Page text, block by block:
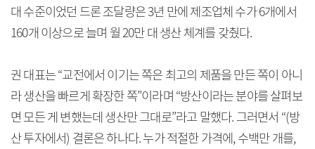
대 수준이었던 드론 조달량은 3년 만에 제조업체 수가 6개에서
160개 이상으로 늘며 월 20만 대 생산 체계를 갖췄다.
권 대표는 “교전에서 이기는 쪽은 최고의 제품을 만든 쪽이 아니
라 생산을 빠르게 확장한 쪽”이라며 “방산이라는 분야를 살펴보
면 모든 게 변했는데 생산만 그대로”라고 말했다. 그러면서 “(방
산 투자에서) 결론은 하나다. 누가 적절한 가격에, 수백만 개를,